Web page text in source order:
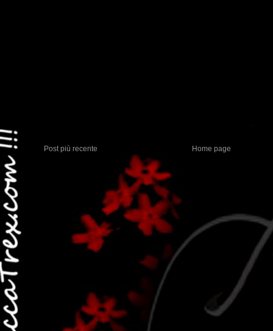
Post più recente Home page